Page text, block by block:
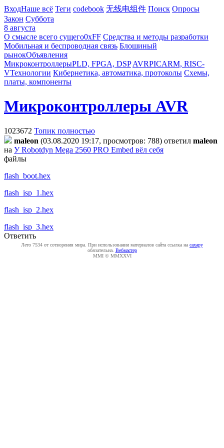
ВходНаше всё Теги codebook 无线电组件 Поиск Опросы
Закон Суббота
8 августа
О смысле всего сущего0xFF Средства и методы разработки
Мобильная и беспроводная связь Блошиный
рынокОбъявления
МикроконтроллерыPLD, FPGA, DSP AVRPICARM, RISC-
VТехнологии Кибернетика, автоматика, протоколы Схемы,
платы, компоненты
Микроконтроллеры AVR
1023672 Топик полностью
maleon (03.08.2020 19:17, просмотров: 788) ответил maleon
на У Robotdyn Mega 2560 PRO Embed вёл себя
файлы
flash_boot.hex
flash_isp_1.hex
flash_isp_2.hex
flash_isp_3.hex
Ответить
Лето 7534 от сотворения мира. При использовании материалов сайта ссылка на caxapу
обязательна. Вебмастер
MMI © MMXXVI